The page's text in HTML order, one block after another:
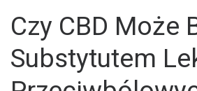
Czy CBD Może
Substytutem